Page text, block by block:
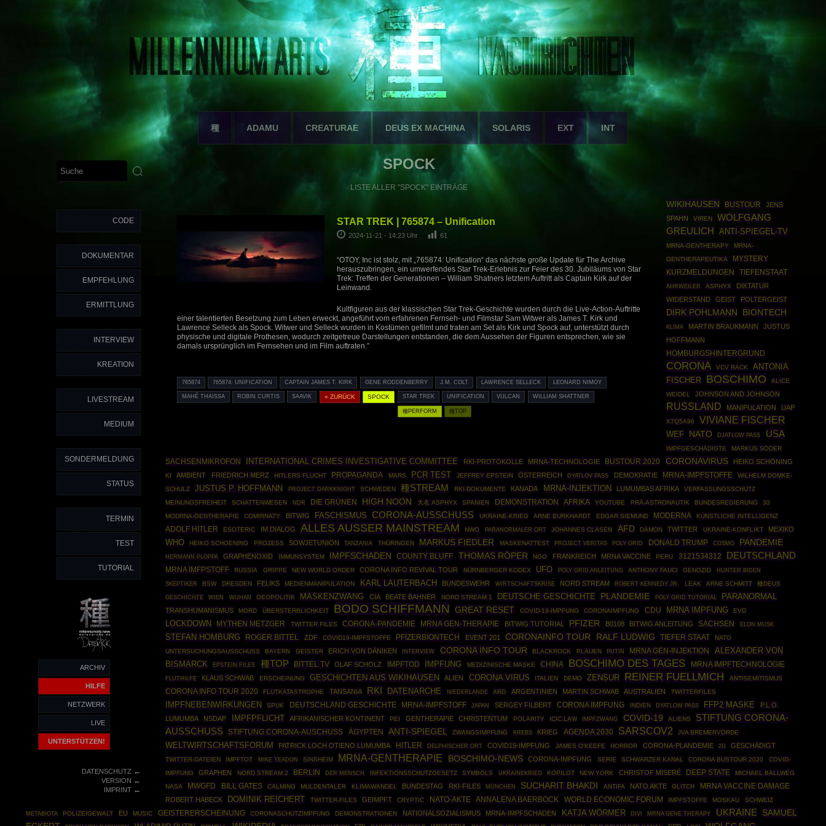
種 ADAMU CREATURAE DEUS EX MACHINA SOLARIS EXT INT
CODE
DOKUMENTAR
EMPFEHLUNG
ERMITTLUNG
INTERVIEW
KREATION
LIVESTREAM
MEDIUM
SONDERMELDUNG
STATUS
TERMIN
TEST
TUTORIAL
ARCHIV
HILFE
NETZWERK
LIVE
UNTERSTÜTZEN!
DATENSCHUTZ←
VERSION ←
IMPRINT←
SPOCK
LISTE ALLER "SPOCK" EINTRÄGE
STAR TREK | 765874 – Unification
2024-11-21 - 14:23 Uhr 61
“OTOY, Inc ist stolz, mit „765874: Unification“ das nächste große Update für The Archive
herauszubringen, ein umwerfendes Star Trek-Erlebnis zur Feier des 30. Jubiläums von Star
Trek: Treffen der Generationen – William Shatners letztem Auftritt als Captain Kirk auf der
Leinwand.
Kultfiguren aus der klassischen Star Trek-Geschichte wurden durch die Live-Action-Auftritte
einer talentierten Besetzung zum Leben erweckt, angeführt vom erfahrenen Fernseh- und Filmstar Sam Witwer als James T. Kirk und
Lawrence Selleck als Spock. Witwer und Selleck wurden in Kostümen gefilmt und traten am Set als Kirk und Spock auf, unterstützt durch
physische und digitale Prothesen, wodurch zeitgetreue Darstellungen entstanden, die dem Aussehen der Figuren entsprechen, wie sie
damals ursprünglich im Fernsehen und im Film auftraten.”
765874 765874: UNIFICATION CAPTAIN JAMES T. KIRK GENE RODDENBERRY J.M. COLT LAWRENCE SELLECK LEONARD NIMOY
MAHÉ THAISSA ROBIN CURTIS SAAVIK « ZURÜCK SPOCK STAR TREK UNIFICATION VULCAN WILLIAM SHATTNER
種PERFORM 種TOP
WIKIHAUSEN BUSTOUR
JENS
SPAHN
VIREN
WOLFGANG
GREULICH
ANTI-SPIEGEL-TV
MRNA-GENTHERAPY
MRNA-
GENTHERAPEUTIKA
MYSTERY
KURZMELDUNGEN
TIEFENSTAAT
AHRWEILER ASPHYX
DIKTATUR
WIDERSTAND
GEIST POLTERGEIST
DIRK POHLMANN BIONTECH
KLIMA MARTIN BRAUKMANN
JUSTUS
HOFFMANN
HOMBURGSHINTERGRUND
CORONA VCV RACK
ANTONIA
FISCHER
BOSCHIMO
ALICE
WEIDEL
JOHNSON AND JOHNSON
RUSSLAND MANIPULATION UAP
X7Q5A96 VIVIANE FISCHER
WEF NATO DJATLOW PASS USA
IMPFGESCHÄDIGTE MARKUS SÖDER
SACHSENMIKROFON INTERNATIONAL CRIMES INVESTIGATIVE COMMITTEE RKI-PROTOKOLLE MRNA-TECHNOLOGIE BUSTOUR 2020 CORONAVIRUS HEIKO SCHÖNING
KI AMBIENT FRIEDRICH MERZ HITLERS FLUCHT PROPAGANDA MARS PCR TEST JEFFREY EPSTEIN ÖSTERREICH DYATLOV PASS DEMOKRATIE MRNA-IMPFSTOFFE
WILHELM DOMKE-
SCHULZ
JUSTUS P. HOFFMANN PROJECT DARKKNIGHT SCHWEDEN 種STREAM RKI-DOKUMENTE KANADA MRNA-INJEKTION LUMUMBAS AFRIKA
VERFASSUNGSSCHUTZ
MEINUNGSFREIHEIT
SCHATTENWESEN NDR DIE GRÜNEN HIGH NOON 大名 ASPHYX SPANIEN DEMONSTRATION AFRIKA YOUTUBE PRÄ-ASTRONAUTIK BUNDESREGIERUNG 3G
MODRNA-GENTHERAPIE COMIRNATY BITWIG FASCHISMUS CORONA-AUSSCHUSS UKRAINE-KRIEG ARNE BURKHARDT EDGAR SIEMUND MODERNA KÜNSTLICHE INTELLIGENZ
ADOLF HITLER ESOTERIC IM DIALOG ALLES AUSSER MAINSTREAM NWO PARANORMALER ORT JOHANNES CLASEN AFD DÄMON TWITTER UKRAINE-KONFLIKT MEXIKO
WHO HEIKO SCHOENING PROZESS SOWJETUNION TANZANIA THÜRINGEN MARKUS FIEDLER MASKENATTEST PROJECT VERITAS POLY GRID DONALD TRUMP COSMO PANDEMIE
HERMANN PLOPPA GRAPHENOXID IMMUNSYSTEM IMPFSCHADEN COUNTY BLUFF THOMAS RÖPER NGO FRANKREICH MRNA VACCINE PERU 3121534312 DEUTSCHLAND
MRNA IMFPSTOFF RUSSIA GRIPPE NEW WORLD ORDER CORONA INFO REVIVAL TOUR NÜRNBERGER KODEX UFO POLY GRID ANLEITUNG ANTHONY FAUCI GENOZID HUNTER BIDEN
SKEPTIKER BSW DRESDEN FELIKS MEDIENMANIPULATION KARL LAUTERBACH BUNDESWEHR WIRTSCHAFTSKRISE NORD STREAM ROBERT KENNEDY JR. LEAK ARNE SCHMITT
種DEUS
GESCHICHTE
WIEN WUHAN GEOPOLITIK MASKENZWANG CIA BEATE BAHNER NORD STREAM 1 DEUTSCHE GESCHICHTE PLANDEMIE POLY GRID TUTORIAL PARANORMAL
TRANSHUMANISMUS MORD ÜBERSTERBLICHKEIT BODO SCHIFFMANN GREAT RESET COVID-19-IMPFUNG CORONAIMPFUNG CDU MRNA IMPFUNG EVD
LOCKDOWN MYTHEN METZGER TWITTER FILES CORONA-PANDEMIE MRNA GEN-THERAPIE BITWIG TUTORIAL PFIZER B0108 BITWIG ANLEITUNG SACHSEN ELON MUSK
STEFAN HOMBURG ROGER BITTEL ZDF COVID19-IMPFSTOFFE PFIZERBIONTECH EVENT 201 CORONAINFO TOUR RALF LUDWIG TIEFER STAAT
NATO
UNTERSUCHUNGSAUSSCHUSS
BAYERN GEISTER ERICH VON DÄNIKEN INTERVIEW CORONA INFO TOUR BLACKROCK PLAUEN PUTIN MRNA GEN-INJEKTION
ALEXANDER VON
BISMARCK
EPSTEIN FILES 種TOP BITTEL TV OLAF SCHOLZ IMPFTOD IMPFUNG MEDIZINISCHE MASKE CHINA BOSCHIMO DES TAGES MRNA IMPFTECHNOLOGIE
FLUTHILFE KLAUS SCHWAB ERSCHEINUNG GESCHICHTEN AUS WIKIHAUSEN ALIEN CORONA VIRUS ITALIEN DEMO ZENSUR REINER FUELLMICH ANTISEMITISMUS
CORONA INFO TOUR 2020 FLUTKATASTROPHE TANSANIA RKI DATENARCHE NIEDERLANDE ARD ARGENTINIEN MARTIN SCHWAB AUSTRALIEN TWITTERFILES
IMPFNEBENWIRKUNGEN SPUK DEUTSCHLAND GESCHICHTE MRNA-IMPFSTOFF JAPAN SERGEY FILBERT CORONA IMPFUNG INDIEN DYATLOW PASS FFP2 MASKE
P.L.O.
LUMUMBA
NSDAP IMPFPFLICHT AFRIKANISCHER KONTINENT PEI GENTHERAPIE CHRISTENTUM POLARITY ICIC.LAW IMPFZWANG COVID-19 ALIENS
STIFTUNG CORONA-
AUSSCHUSS
STIFTUNG CORONA-AUSCHUSS ÄGYPTEN ANTI-SPIEGEL ZWANGSIMPFUNG KREBS KRIEG AGENDA 2030 SARSCOV2 JVA BREMERVÖRDE
WELTWIRTSCHAFTSFORUM PATRICK LOCH OTIENO LUMUMBA HITLER DELPHISCHER ORT COVID19-IMPFUNG JAMES O'KEEFE HORROR CORONA-PLANDEMIE 2G GESCHÄDIGT
TWITTER-DATEIEN IMPFTOT MIKE YEADON SINSHEIM MRNA-GENTHERAPIE BOSCHIMO-NEWS CORONA-IMPFUNG SERIE SCHWARZER KANAL CORONA BUSTOUR 2020
COVID-
IMPFUNG
GRAPHEN NORD STREAM 2 BERLIN DER MENSCH INFEKTIONSSCHUTZGESETZ SYMBOLS UKRAINEKRIEG KOPILOT NEW YORK CHRISTOF MISERÉ DEEP STATE
MICHAEL BALLWEG
NASA
MWGFD BILL GATES CALMING MULDENTALER KLIMAWANDEL BUNDESTAG RKI-FILES MÜNCHEN SUCHARIT BHAKDI ANTIFA NATO AKTE GLITCH
MRNA VACCINE DAMAGE
ROBERT HABECK
DOMINIK REICHERT TWITTER-FILES GEIMPFT CRYPTIC NATO-AKTE ANNALENA BAERBOCK WORLD ECONOMIC FORUM IMPFSTOFFE MOSKAU SCHWEIZ
METABIOTA POLIZEIGEWALT EU MUSIC GEISTERERSCHEINUNG CORONASCHUTZIMPFUNG DEMONSTRATIONEN NATIONALSOZIALISMUS MRNA-IMPFSCHADEN KATJA WÖRMER DIVI MRNA GENE THERAPY UKRAINE
SAMUEL